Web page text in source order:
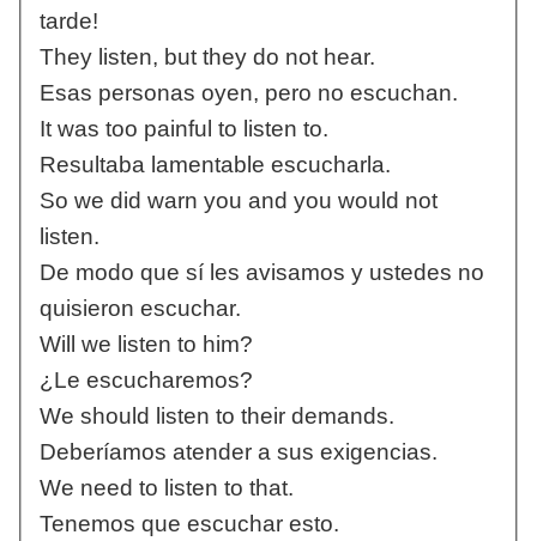
tarde!
They listen, but they do not hear.
Esas personas oyen, pero no escuchan.
It was too painful to listen to.
Resultaba lamentable escucharla.
So we did warn you and you would not
listen.
De modo que sí les avisamos y ustedes no
quisieron escuchar.
Will we listen to him?
¿Le escucharemos?
We should listen to their demands.
Deberíamos atender a sus exigencias.
We need to listen to that.
Tenemos que escuchar esto.